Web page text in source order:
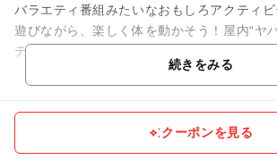
バラエティ番組みたいなおもしろアクティ
遊びながら、楽しく体を動かそう！屋内“ヤ
ティ施設 『VS PARKイオンモール新利府 南館店』
続きをみる
クーポンを見る